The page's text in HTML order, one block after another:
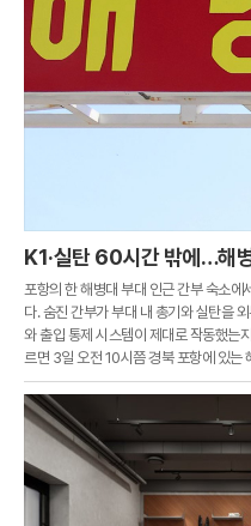
K1·실탄 60시간 밖에…해
포항의 한 해병대 부대 인근 간부 숙소에
다. 숨진 간부가 부대 내 총기와 실탄을
와 출입 통제 시스템이 제대로 작동했는
르면 3일 오전 10시쯤 경북 포항에 있는